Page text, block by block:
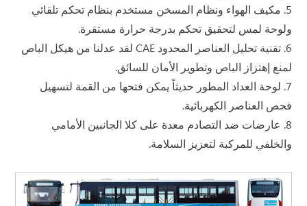
5. مكيف الهواء ونظام المسخن مستخدم بنظام تحكم تلقائي
ولوحة لمس لتحقيق تحكم بدرجة حرارة مستقرة.
6. تقنية تحليل العناصر المحدود CAE لقد عدلنا من هيكل الباص
لمنع إهتزاز الباص وتطوير الأمان للسائق.
7. لوحة العداد المطور حديثاً يمكن فتحها من القمة لتسهيل
فحص العناصر الكهربائية.
8. عارضات ضد التصادم معدة على كلا الجانبين الأمامي
والخلفي للمركبة لتعزيز السلامة.